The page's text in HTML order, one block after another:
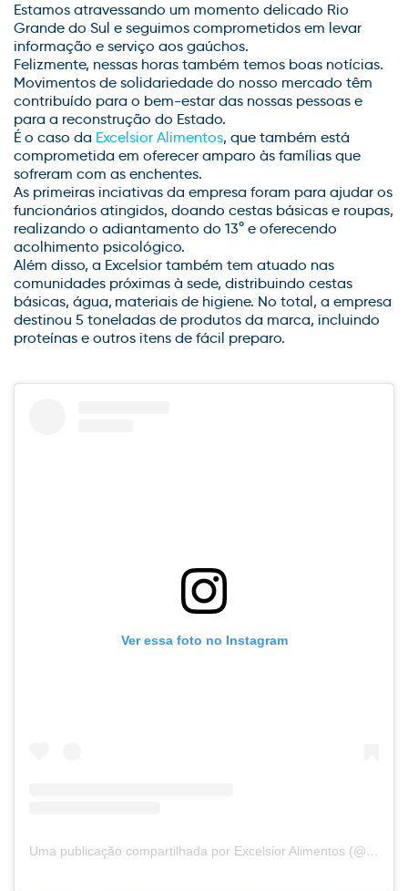
Estamos atravessando um momento delicado Rio
Grande do Sul e seguimos comprometidos em levar
informação e serviço aos gaúchos.
Felizmente, nessas horas também temos boas notícias.
Movimentos de solidariedade do nosso mercado têm
contribuído para o bem-estar das nossas pessoas e
para a reconstrução do Estado.
É o caso da Excelsior Alimentos, que também está
comprometida em oferecer amparo às famílias que
sofreram com as enchentes.
As primeiras inciativas da empresa foram para ajudar os
funcionários atingidos, doando cestas básicas e roupas,
realizando o adiantamento do 13° e oferecendo
acolhimento psicológico.
Além disso, a Excelsior também tem atuado nas
comunidades próximas à sede, distribuindo cestas
básicas, água, materiais de higiene. No total, a empresa
destinou 5 toneladas de produtos da marca, incluindo
proteínas e outros itens de fácil preparo.
Ver essa foto no Instagram